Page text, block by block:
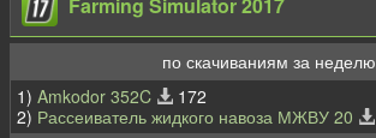
Farming Simulator 2017
по скачиваниям за неделю
1) Amkodor 352C
172
2) Рассеиватель жидкого навоза МЖВУ 20